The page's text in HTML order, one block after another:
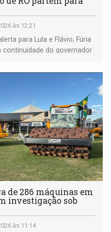
às 12:21
para Lula e Flávio; Fúria
do governador
ABAV faz evento em
de 286 máquinas em
investigação sob
às 11:14